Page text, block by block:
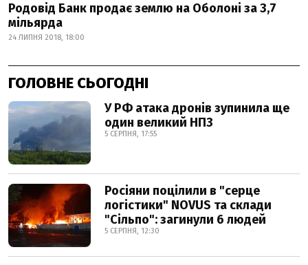
Родовід Банк продає землю на Оболоні за 3,7
мільярда
24 ЛИПНЯ 2018, 18:00
ГОЛОВНЕ СЬОГОДНІ
У РФ атака дронів зупинила ще
один великий НПЗ
5 СЕРПНЯ, 17:55
Росіяни поцілили в "серце
логістики" NOVUS та склади
"Сільпо": загинули 6 людей
5 СЕРПНЯ, 12:30